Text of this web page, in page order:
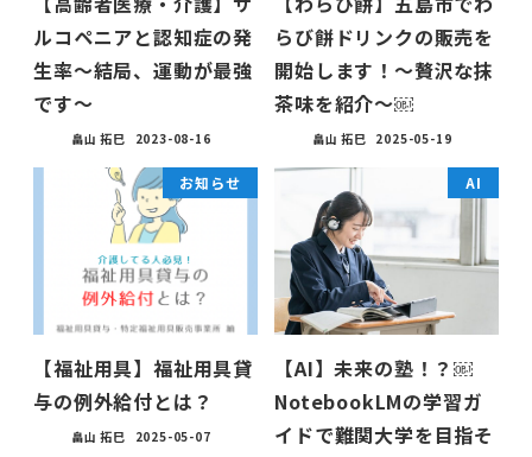
ルコペニアと認知症の発
生率〜結局、運動が最強
です〜
畠山 拓巳 2023-08-16
らび餅ドリンクの販売を
開始します！〜贅沢な抹
茶味を紹介〜￼
畠山 拓巳 2025-05-19
お知らせ
【福祉用具】福祉用具貸
与の例外給付とは？
畠山 拓巳 2025-05-07
AI
【AI】未来の塾！？￼
NotebookLMの学習ガ
イドで難関大学を目指そ